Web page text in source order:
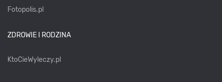
Fotopolis.pl
ZDROWIE I RODZINA
KtoCieWyleczy.pl